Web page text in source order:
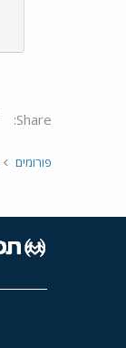
Share:
פורומים